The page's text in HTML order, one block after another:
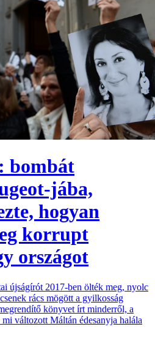
bombát
jába,
hogyan
korrupt
országot
újságírót 2017-ben ölték meg, nyolc
rács mögött a gyilkosság
könyvet írt minderről, a
változott Máltán édesanyja halála